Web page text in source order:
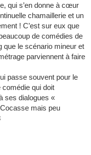
qui s’en donne à cœur
chamaillerie et un
! C’est sur eux que
de comédies de
que le scénario mineur et
parviennent à faire
passe souvent pour le
comédie qui doit
ses dialogues «
mais peu